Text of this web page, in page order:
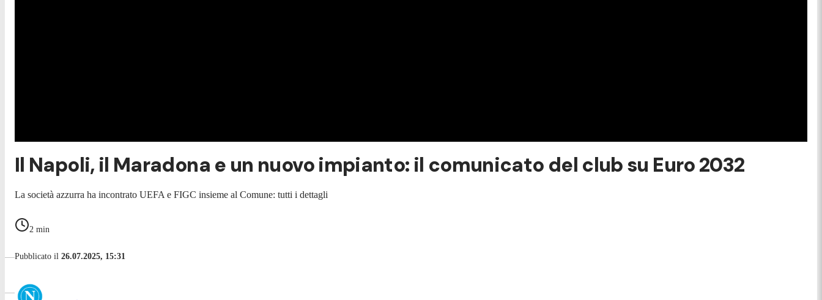
Il Napoli, il Maradona e un nuovo impianto: il comunicato del club su Euro 2032
La società azzurra ha incontrato UEFA e FIGC insieme al Comune: tutti i dettagli
2 min
Pubblicato il 26.07.2025, 15:31